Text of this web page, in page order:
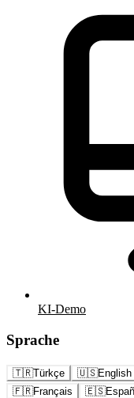
KI-Demo
Sprache
🇹🇷Türkçe 🇺🇸English
🇫🇷Français 🇪🇸